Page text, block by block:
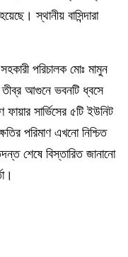
স্থানীয় বাসিন্দারা
পরিচালক মোঃ মামুন
তীব্র আগুনে ভবনটি ধ্বসে
সার্ভিসের ৫টি ইউনিট
পরিমাণ এখনো নিশ্চিত
শেষে বিস্তারিত জানানো